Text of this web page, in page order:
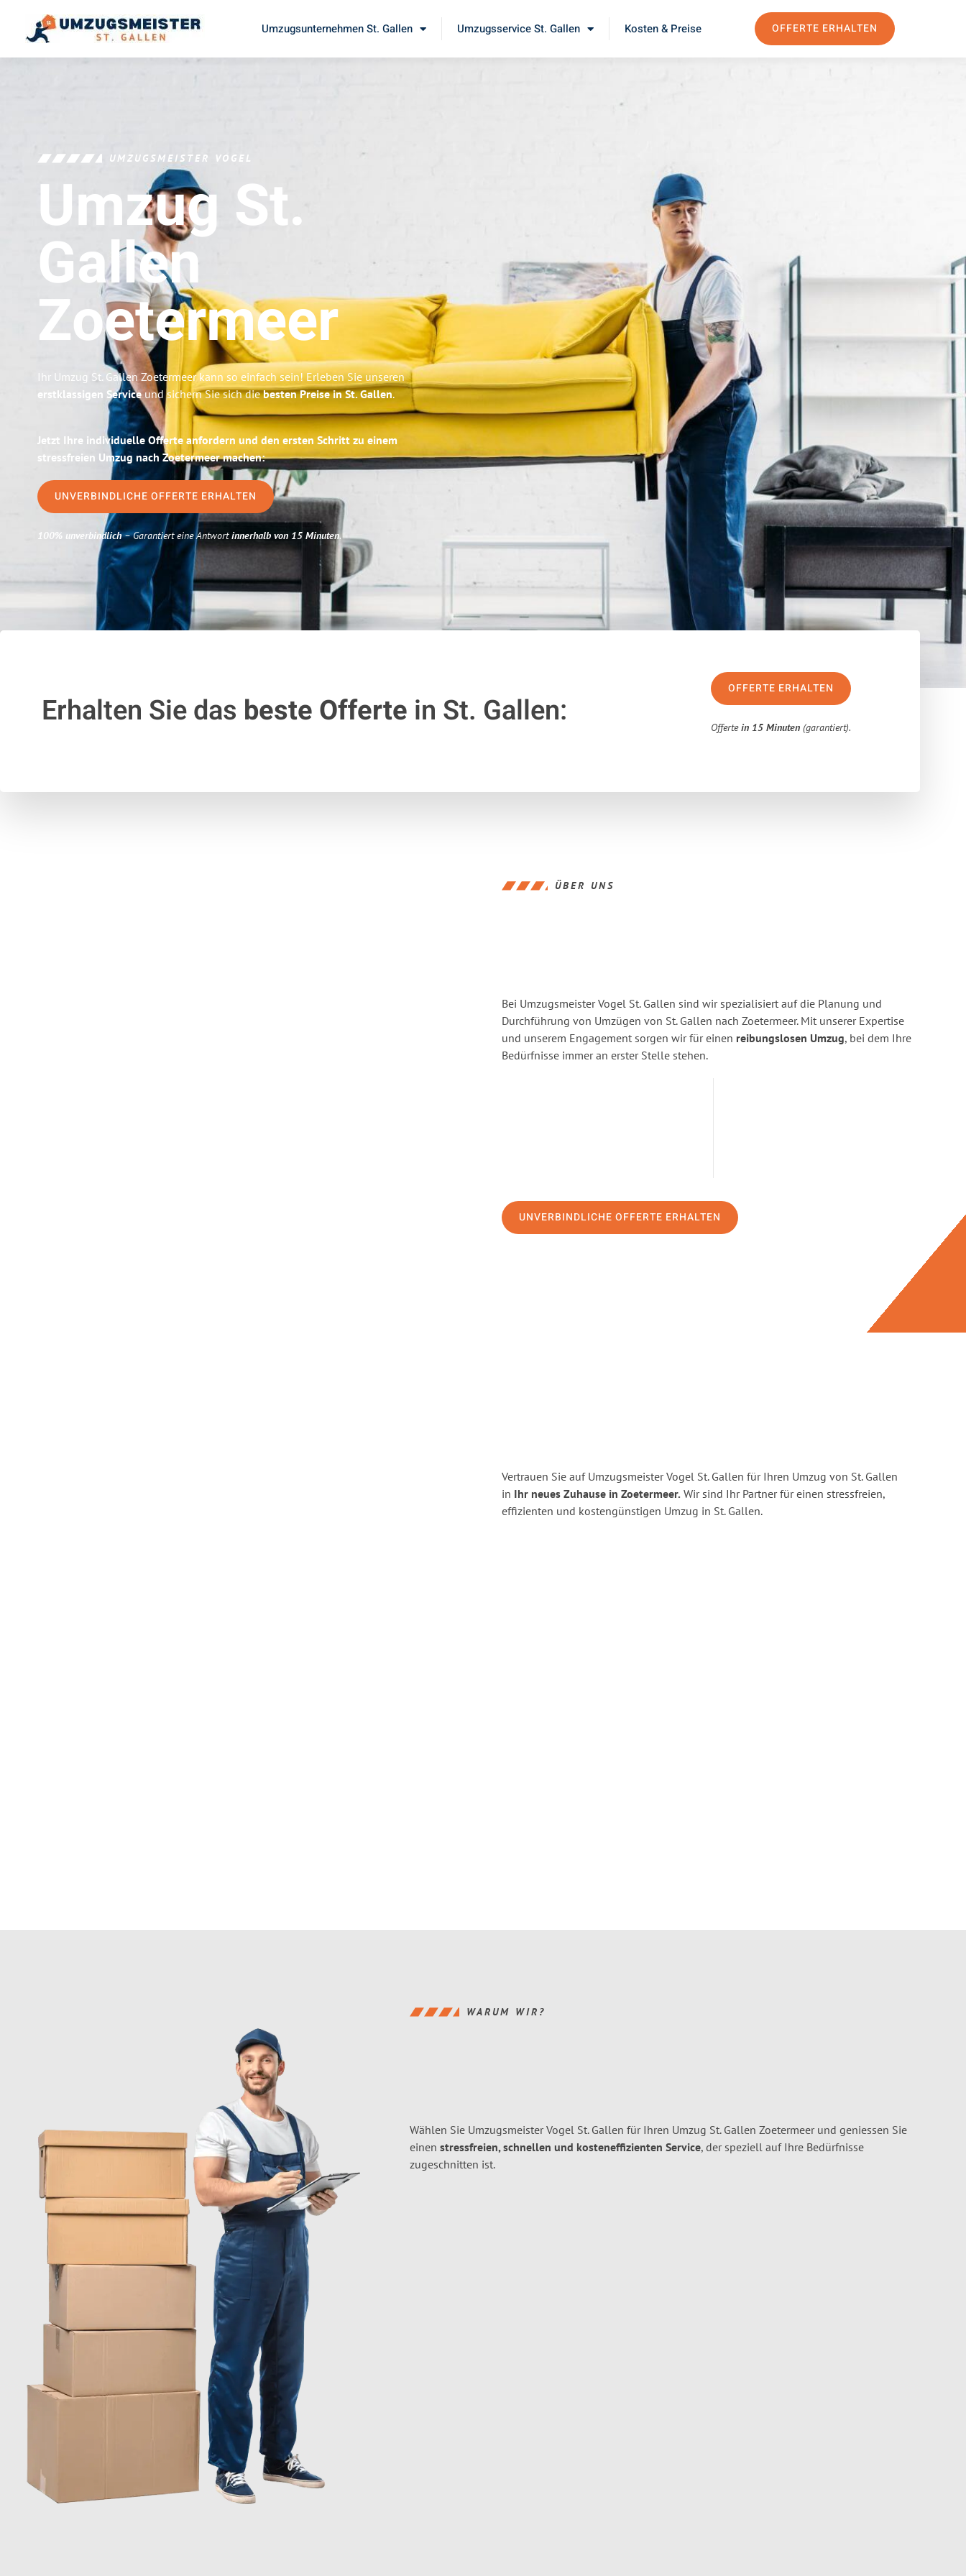
Umzugsunternehmen St. Gallen Umzugsservice St. Gallen Kosten & Preise OFFERTE ERHALTEN
UMZUGSMEISTER VOGEL
Umzug St.
Gallen
Zoetermeer
Ihr Umzug St. Gallen Zoetermeer kann so einfach sein! Erleben Sie unseren
erstklassigen Serviceund sichern Sie sich diebesten Preise in St. Gallen.
Jetzt Ihre individuelle Offerte anfordern und den ersten Schritt zu einem
stressfreien Umzug nach Zoetermeer machen:
UNVERBINDLICHE OFFERTE ERHALTEN
100% unverbindlich– Garantiert eine Antwortinnerhalb von 15 Minuten.
Erhalten Sie das beste Offerte in St. Gallen:
OFFERTE ERHALTEN
Offertein 15 Minuten (garantiert).
ÜBER UNS
Bei Umzugsmeister Vogel St. Gallen sind wir spezialisiert auf die Planung und
Durchführung von Umzügen von St. Gallen nach Zoetermeer. Mit unserer Expertise
und unserem Engagement sorgen wir für einen reibungslosen Umzug, bei dem Ihre
Bedürfnisse immer an erster Stelle stehen.
UNVERBINDLICHE OFFERTE ERHALTEN
Vertrauen Sie auf Umzugsmeister Vogel St. Gallen für Ihren Umzug von St. Gallen
in Ihr neues Zuhause in Zoetermeer. Wir sind Ihr Partner für einen stressfreien,
effizienten und kostengünstigen Umzug in St. Gallen.
WARUM WIR?
Wählen Sie Umzugsmeister Vogel St. Gallen für Ihren Umzug St. Gallen Zoetermeer und geniessen Sie
einen stressfreien, schnellen und kosteneffizienten Service, der speziell auf Ihre Bedürfnisse
zugeschnitten ist.